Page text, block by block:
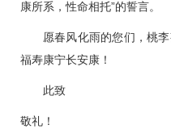
康所系，性命相托”的誓言。
愿春风化雨的您们，桃
福寿康宁长安康！
此致
敬礼！